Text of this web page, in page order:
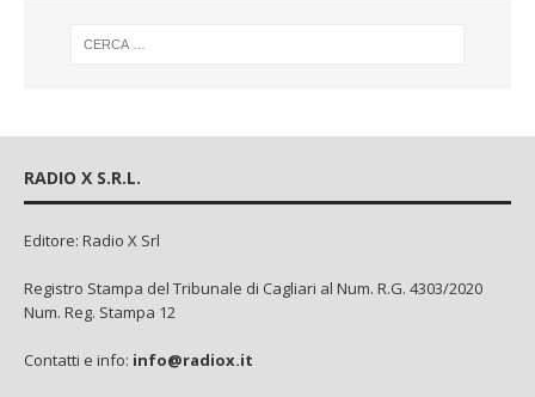
RADIO X S.R.L.
Editore: Radio X Srl
Registro Stampa del Tribunale di Cagliari al Num. R.G. 4303/2020
Num. Reg. Stampa 12
Contatti e info: info@radiox.it